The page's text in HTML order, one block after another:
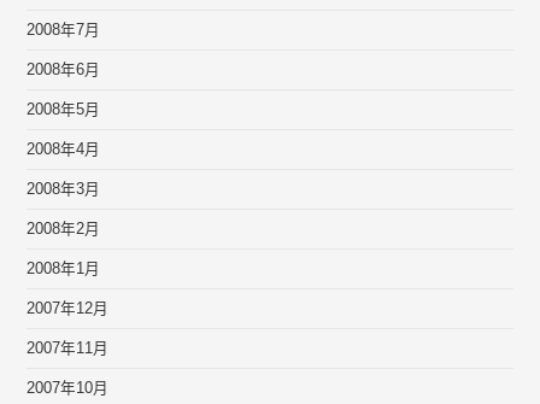
2008年7月
2008年6月
2008年5月
2008年4月
2008年3月
2008年2月
2008年1月
2007年12月
2007年11月
2007年10月